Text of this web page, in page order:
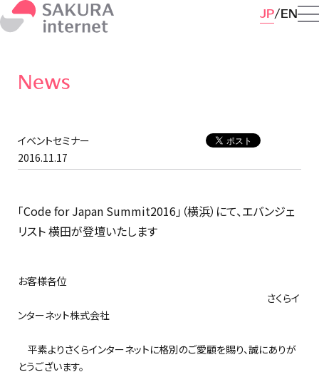
JP EN
News
イベントセミナー
2016.11.17
「Code for Japan Summit2016」（横浜）にて、エバンジェ
リスト 横田が登壇いたします
お客様各位
さくらイ
ンターネット株式会社
平素よりさくらインターネットに格別のご愛顧を賜り、誠にありが
とうございます。